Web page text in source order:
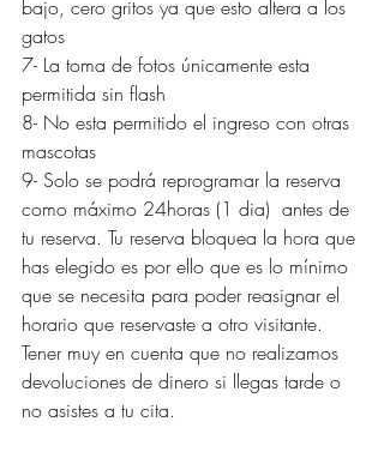
bajo, cero gritos ya que esto altera a los
gatos
7- La toma de fotos únicamente esta
permitida sin flash
8- No esta permitido el ingreso con otras
mascotas
9- Solo se podrá reprogramar la reserva
como máximo 24horas (1 dia)  antes de
tu reserva. Tu reserva bloquea la hora que
has elegido es por ello que es lo mínimo
que se necesita para poder reasignar el
horario que reservaste a otro visitante.
Tener muy en cuenta que no realizamos
devoluciones de dinero si llegas tarde o
no asistes a tu cita.